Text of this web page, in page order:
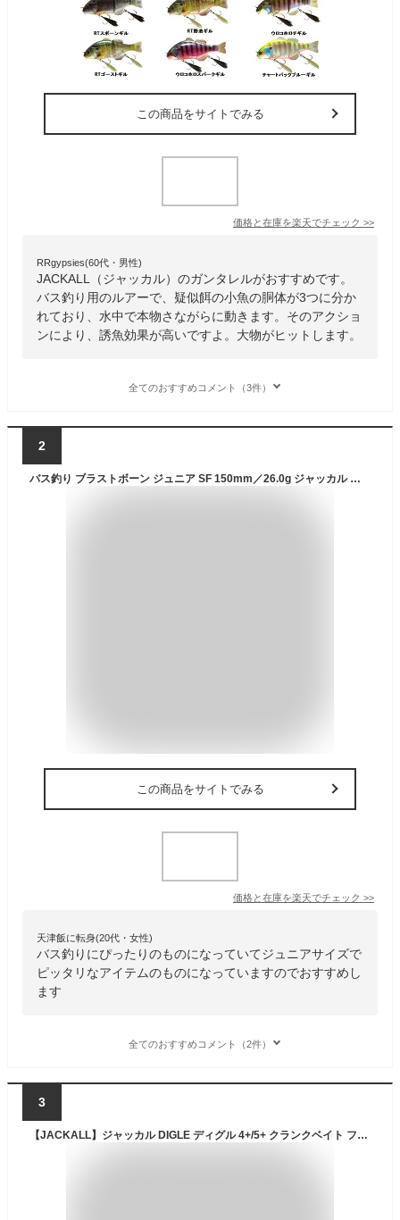
この商品をサイトでみる
価格と在庫を楽天でチェック >>
RRgypsies(60代・男性)
JACKALL（ジャッカル）のガンタレルがおすすめです。
バス釣り用のルアーで、疑似餌の小魚の胴体が3つに分か
れており、水中で本物さながらに動きます。そのアクショ
ンにより、誘魚効果が高いですよ。大物がヒットします。
全てのおすすめコメント（3件）
2
バス釣り ブラストボーン ジュニア SF 150mm／26.0g ジャッカル ルアー クリアランス価格
この商品をサイトでみる
価格と在庫を楽天でチェック >>
天津飯に転身(20代・女性)
バス釣りにぴったりのものになっていてジュニアサイズで
ピッタリなアイテムのものになっていますのでおすすめし
ます
全てのおすすめコメント（2件）
3
【JACKALL】ジャッカル DIGLE ディグル 4+/5+ クランクベイト フローティング ルアー 疑似餌 釣り フィッシング 加藤誠司 秦拓馬 ハードルアー 【正規品】